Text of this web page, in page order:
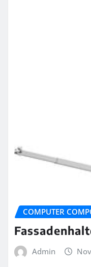
COMPUTER
Admin